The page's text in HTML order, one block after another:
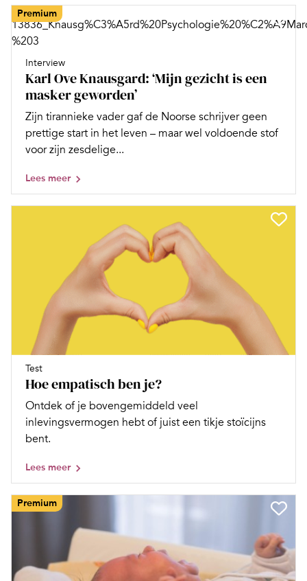
Premium
Interview
Karl Ove Knausgard: ‘Mijn gezicht is een
masker geworden’
Zijn tirannieke vader gaf de Noorse schrijver geen
prettige start in het leven – maar wel voldoende stof
voor zijn zesdelige...
Lees meer
Test
Hoe empatisch ben je?
Ontdek of je bovengemiddeld veel
inlevingsvermogen hebt of juist een tikje stoïcijns
bent.
Lees meer
Premium